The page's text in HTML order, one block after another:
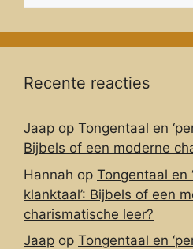
Recente reacties
Jaap op Tongentaal en
Bijbels of een moderne
Hannah op Tongentaal en
klanktaal’: Bijbels of een
charismatische leer?
Jaap op Tongentaal en